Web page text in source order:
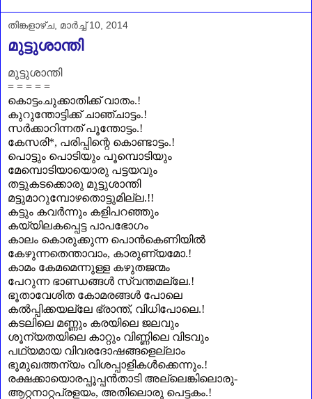
തിങ്കളാഴ്‌ച, മാർച്ച് 10, 2014
മുട്ടുശാന്തി
മുട്ടുശാന്തി
= = = = =
കൊട്ടംചുക്കാതിക്ക്‌ വാതം.!
കുറുന്തോട്ടിക്ക്‌ ചാഞ്ചാട്ടം.!
സർക്കാറിന്നത്‌ പൂന്തോട്ടം.!
കേസരി*, പരിപ്പിന്റെ കൊണ്ടാട്ടം.!
പൊട്ടും പൊടിയും പൂമ്പൊടിയും
മേമ്പൊടിയായൊരു പട്ടയവും
തട്ടുകടക്കൊരു മുട്ടുശാന്തി
മട്ടുമാറുമ്പോഴതൊട്ടുമില്ല.!!
കട്ടും കവർന്നും കളിപറഞ്ഞും
കയ്യിലകപ്പെട്ട പാപഭോഗം
കാലം കൊരുക്കുന്ന പൊൻകെണിയിൽ
കേഴുന്നതെന്താവാം, കാരുണ്യമോ.!
കാമം കേമമെന്നുള്ള കഴുതജന്മം
പേറുന്ന ഭാണ്ഡങ്ങൾ സ്വന്തമല്ലേ.!
ഭൂതാവേശിത കോമരങ്ങൾ പോലെ
കൽപ്പിക്കയല്ലേ ഭ്രാന്ത്‌, വിധിപോലെ.!
കടലിലെ മണ്ണും കരയിലെ ജലവും
ശൂന്യതയിലെ കാറ്റും വിണ്ണിലെ വിടവും
പഥ്യമായ വിവരദോഷങ്ങളെല്ലാം
ഭൂമുഖത്തന്യം വിശപ്പാളികൾക്കെന്നും.!
രക്ഷക്കായൊരപ്പൂപ്പൻതാടി അല്ലെങ്കിലൊരു-
ആറ്റനാറ്റപ്രളയം, അതിലൊരു പെട്ടകം.!